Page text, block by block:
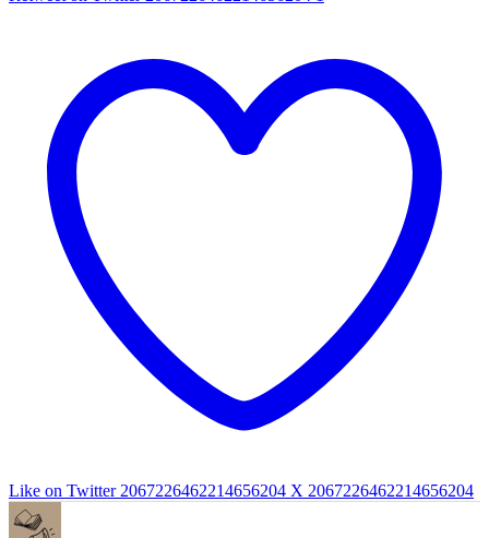
Like on Twitter 2067226462214656204 X 2067226462214656204